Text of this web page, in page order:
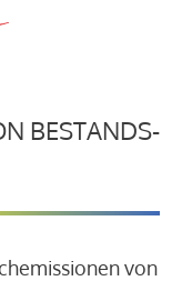
BESTANDS-
von